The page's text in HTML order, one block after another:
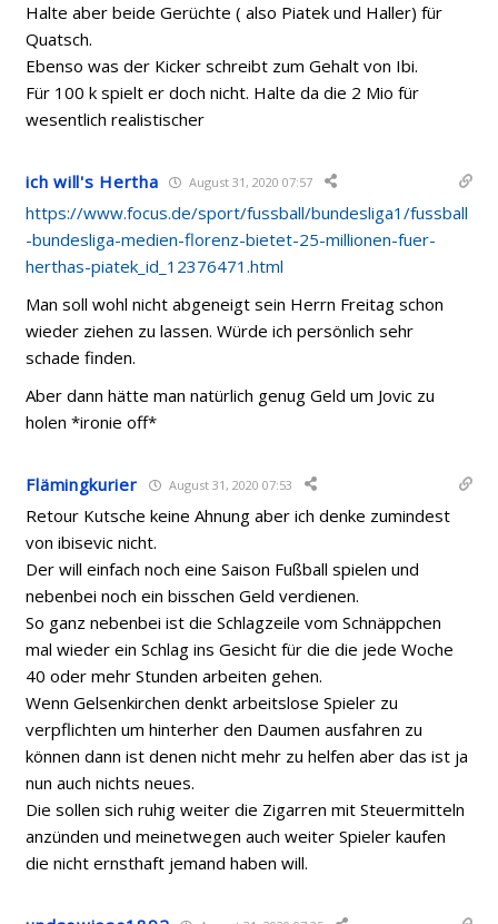
Halte aber beide Gerüchte ( also Piatek und Haller) für
Quatsch.
Ebenso was der Kicker schreibt zum Gehalt von Ibi.
Für 100 k spielt er doch nicht. Halte da die 2 Mio für
wesentlich realistischer
ich will's Hertha August 31, 2020 07:57
https://www.focus.de/sport/fussball/bundesliga1/fussball
-bundesliga-medien-florenz-bietet-25-millionen-fuer-
herthas-piatek_id_12376471.html
Man soll wohl nicht abgeneigt sein Herrn Freitag schon
wieder ziehen zu lassen. Würde ich persönlich sehr
schade finden.
Aber dann hätte man natürlich genug Geld um Jovic zu
holen *ironie off*
Flämingkurier August 31, 2020 07:53
Retour Kutsche keine Ahnung aber ich denke zumindest
von ibisevic nicht.
Der will einfach noch eine Saison Fußball spielen und
nebenbei noch ein bisschen Geld verdienen.
So ganz nebenbei ist die Schlagzeile vom Schnäppchen
mal wieder ein Schlag ins Gesicht für die die jede Woche
40 oder mehr Stunden arbeiten gehen.
Wenn Gelsenkirchen denkt arbeitslose Spieler zu
verpflichten um hinterher den Daumen ausfahren zu
können dann ist denen nicht mehr zu helfen aber das ist ja
nun auch nichts neues.
Die sollen sich ruhig weiter die Zigarren mit Steuermitteln
anzünden und meinetwegen auch weiter Spieler kaufen
die nicht ernsthaft jemand haben will.